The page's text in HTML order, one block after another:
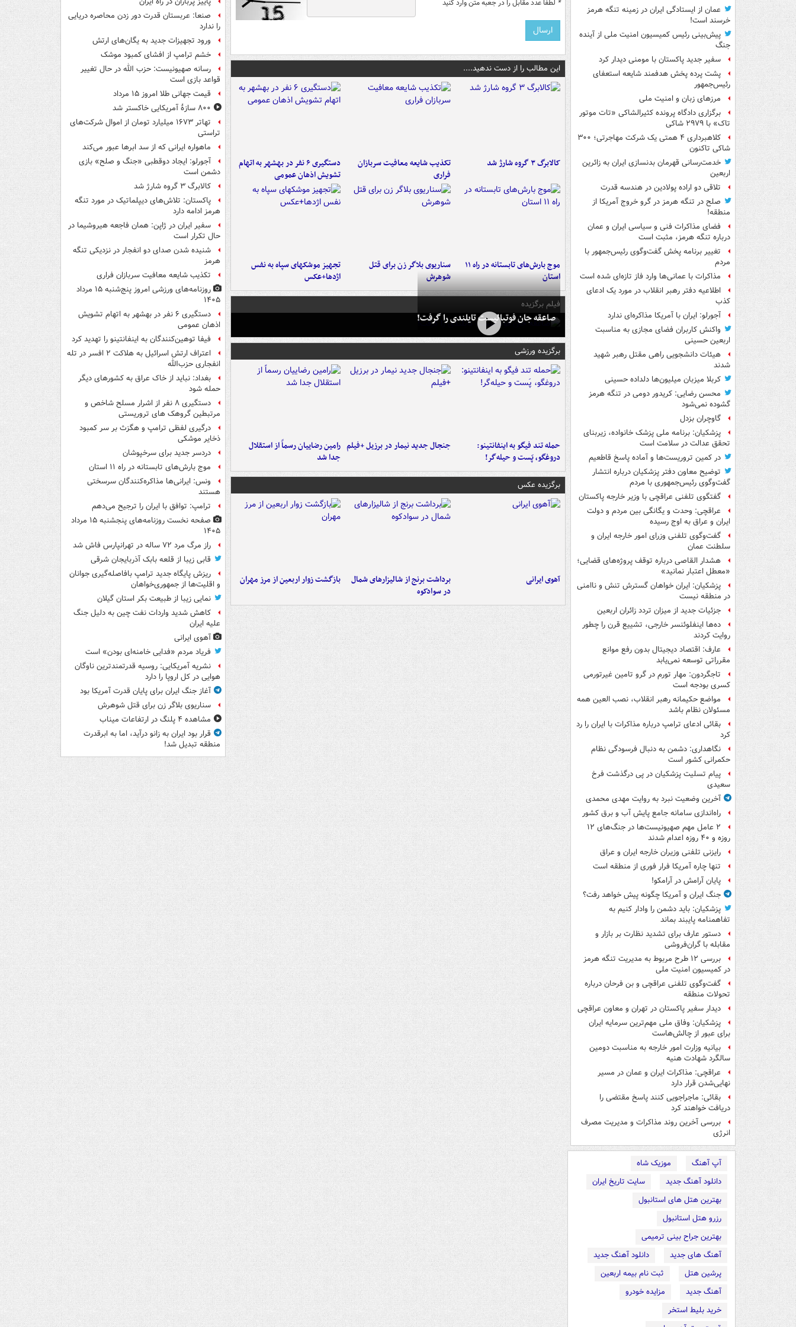
عمان از ایستادگی ایران در زمینه تنگه هرمز
خرسند است!
پیش‌بینی رئیس کمیسیون امنیت ملی از آینده
جنگ
سفیر جدید پاکستان با مومنی دیدار کرد
پشت پرده پخش هدفمند شایعه استعفای
رئیس‌جمهور
مرزهای زبان و امنیت ملی
برگزاری دادگاه پرونده کثیرالشاکی «تات موتور
تاک» با ۲۹۷۹ شاکی
کلاهبرداری ۴ همتی یک شرکت مهاجرتی؛ ۳۰۰
شاکی تاکنون
خدمت‌رسانی قهرمان بدنسازی ایران به زائرین
اربعین
تلاقی دو اراده پولادین در هندسه قدرت
صلح در تنگه هرمز در گرو خروج آمریکا از
منطقه!
فضای مذاکرات فنی و سیاسی ایران و عمان
درباره تنگه هرمز، مثبت است
تغییر برنامه پخش گفت‌وگوی رئیس‌جمهور با
مردم
مذاکرات با عمانی‌ها وارد فاز تازه‌ای شده است
اطلاعیه دفتر رهبر انقلاب در مورد یک ادعای
کذب
آجورلو: ایران با آمریکا مذاکره‌ای ندارد
واکنش کاربران فضای مجازی به مناسبت
اربعین حسینی
هیئات دانشجویی راهی مقتل رهبر شهید
شدند
کربلا میزبان میلیون‌ها دلداده حسینی
محسن رضایی: کریدور دومی در تنگه هرمز
گشوده نمی‌شود
گاوچران بزدل
پزشکیان: برنامه ملی پزشک خانواده، زیربنای
تحقق عدالت در سلامت است
در کمین تروریست‌ها و آماده پاسخ قاطعیم
توضیح معاون دفتر پزشکیان درباره انتشار
گفت‌وگوی رئیس‌جمهوری با مردم
گفتگوی تلفنی عراقچی با وزیر خارجه پاکستان
عراقچی: وحدت و یگانگی بین مردم و دولت
ایران و عراق به اوج رسیده
گفت‌وگوی تلفنی وزرای امور خارجه ایران و
سلطنت عمان
هشدار القاصی درباره توقف پروژه‌های قضایی؛
«معطل اعتبار نمانید»
پزشکیان: ایران خواهان گسترش تنش و ناامنی
در منطقه نیست
جزئیات جدید از میزان تردد زائران اربعین
ده‌ها اینفلوئنسر خارجی، تشییع قرن را چطور
روایت کردند
عارف: اقتصاد دیجیتال بدون رفع موانع
مقرراتی توسعه نمی‌یابد
تاجگردون: مهار تورم در گرو تامین غیرتورمی
کسری بودجه است
مواضع حکیمانه رهبر انقلاب، نصب العین همه
مسئولان نظام باشد
بقائی ادعای ترامپ درباره مذاکرات با ایران را رد
کرد
نگاهداری: دشمن به دنبال فرسودگی نظام
حکمرانی کشور است
پیام تسلیت پزشکیان در پی درگذشت فرخ
سعیدی
آخرین وضعیت نبرد به روایت مهدی محمدی
راه‌اندازی سامانه جامع پایش آب و برق کشور
۲ عامل مهم صهیونیست‌ها در جنگ‌های ۱۲
روزه و ۴۰ روزه اعدام شدند
رایزنی تلفنی وزیران خارجه ایران و عراق
تنها چاره آمریکا فرار فوری از منطقه است
پایان آرامش در آرامکو!
جنگ ایران و آمریکا چگونه پیش خواهد رفت؟
پزشکیان: باید دشمن را وادار کنیم به
تفاهم‎نامه پایبند بماند
دستور عارف برای تشدید نظارت بر بازار و
مقابله با گران‌فروشی
بررسی ۱۲ طرح مربوط به مدیریت تنگه هرمز
در کمیسیون امنیت ملی
گفت‌وگوی تلفنی عراقچی و بن فرحان درباره
تحولات منطقه
دیدار سفیر پاکستان در تهران و معاون عراقچی
پزشکیان: وفاق ملی مهم‌ترین سرمایه ایران
برای عبور از چالش‌هاست
بیانیه وزارت امور خارجه به مناسبت دومین
سالگرد شهادت هنیه
عراقچی: مذاکرات ایران و عمان در مسیر
نهایی‌شدن قرار دارد
بقائی: ماجراجویی کنند پاسخ مقتضی را
دریافت خواهند کرد
بررسی آخرین روند مذاکرات و مدیریت مصرف
انرژی
آپ آهنگ
موزیک شاه
دانلود آهنگ جدید
سایت تاریخ ایران
بهترین هتل های استانبول
رزرو هتل استانبول
بهترین جراح بینی ترمیمی
آهنگ های جدید
دانلود آهنگ جدید
پرشین هتل
ثبت نام بیمه اربعین
آهنگ جدید
مزایده خودرو
خرید بلیط استخر
* لطفا عدد مقابل را در جعبه متن وارد کنید
این مطالب را از دست ندهید....
کالابرگ ۳ گروه شارژ شد
تکذیب شایعه معافیت سربازان
فراری
دستگیری ۶ نفر در بهشهر به اتهام
تشویش اذهان عمومی
موج بارش‌های تابستانه در راه ۱۱
استان
سناریوی بلاگر زن برای قتل
شوهرش
تجهیز موشکهای سپاه به نفس
اژدها+عکس
فیلم برگزیده
صاعقه جان فوتبالیست تایلندی را گرفت!
برگزیده ورزشی
حمله تند فیگو به اینفانتینو:
دروغگو، پَست‌ و حیله‌گر!
جنجال جدید نیمار در برزیل +فیلم رامین رضاییان رسماً از استقلال
جدا شد
برگزیده عکس
آهوی ایرانی
برداشت برنج از شالیزارهای شمال
در سوادکوه
بازگشت زوار اربعین از مرز مهران
صنعا: عربستان قدرت دور زدن محاصره دریایی
را ندارد
ورود تجهیزات جدید به یگان‌های ارتش
خشم ترامپ از افشای کمبود موشک
رسانه صهیونیست: حزب الله در حال تغییر
قواعد بازی است
قیمت جهانی طلا امروز ۱۵ مرداد
۸۰۰ سازۀ آمریکایی خاکستر شد
تهاتر ۱۶۷۳ میلیارد تومان از اموال شرکت‌های
تراستی
ماهواره ایرانی که از سد ابرها عبور می‌کند
آجورلو: ایجاد دوقطبی «جنگ و صلح‌» بازی
دشمن است
کالابرگ ۳ گروه شارژ شد
پاکستان: تلاش‌های دیپلماتیک در مورد تنگه
هرمز ادامه دارد
سفیر ایران در ژاپن: همان فاجعه هیروشیما در
حال تکرار است
شنیده شدن صدای دو انفجار در نزدیکی تنگه
هرمز
تکذیب شایعه معافیت سربازان فراری
روزنامه‌های ورزشی امروز پنج‌شنبه ۱۵ مرداد
۱۴۰۵
دستگیری ۶ نفر در بهشهر به اتهام تشویش
اذهان عمومی
فیفا توهین‌کنندگان به اینفانتینو را تهدید کرد
اعتراف ارتش اسرائیل به هلاکت ۲ افسر در تله
انفجاری حزب‌الله
بغداد: نباید از خاک عراق به کشورهای دیگر
حمله شود
دستگیری ۸ نفر از اشرار مسلح شاخص و
مرتبطین گروهک های تروریستی
درگیری لفظی ترامپ و هگزث بر سر کمبود
ذخایر موشکی
دردسر جدید برای سرخپوشان
موج بارش‌های تابستانه در راه ۱۱ استان
ونس: ایرانی‌ها مذاکره‌کنندگان سرسختی
هستند
ترامپ: توافق با ایران را ترجیح می‌دهم
صفحه نخست روزنامه‌های پنجشنبه ۱۵ مرداد
۱۴۰۵
راز مرگ مرد ۷۲ ساله در تهرانپارس فاش شد
قابی زیبا از قلعه بابک آذربایجان شرقی
ریزش پایگاه جدید ترامپ بافاصله‌گیری جوانان
و اقلیت‌ها از جمهوری‌خواهان
نمایی زیبا از طبیعت بکر استان گیلان
کاهش شدید واردات نفت چین به دلیل جنگ
علیه ایران
آهوی ایرانی
فریاد مردم «فدایی خامنه‌ای بودن» است
نشریه آمریکایی: روسیه قدرتمندترین ناوگان
هوایی در کل اروپا را دارد
آغاز جنگ ایران برای پایان قدرت آمریکا بود
سناریوی بلاگر زن برای قتل شوهرش
مشاهده ۴ پلنگ در ارتفاعات میناب
قرار بود ایران به زانو درآید، اما به ابرقدرت
منطقه تبدیل شد!